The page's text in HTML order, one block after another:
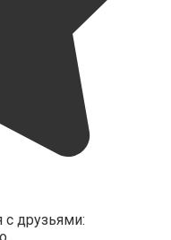
с друзьями: